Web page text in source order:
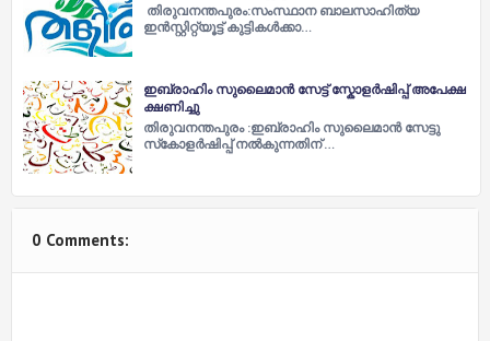
തിരുവനന്തപുരം:സംസ്ഥാന ബാലസാഹിത്യ
ഇൻസ്റ്റിറ്റ്യൂട്ട് കുട്ടികൾക്കാ…
ഇബ്രാഹിം സുലൈമാൻ സേട്ട് സ്കോളർഷിപ്പ് അപേക്ഷ
ക്ഷണിച്ചു
തിരുവനന്തപുരം :ഇബ്രാഹിം സുലൈമാൻ സേട്ടു
സ്‌കോളർഷിപ്പ് നൽകുന്നതിന് …
0 Comments: